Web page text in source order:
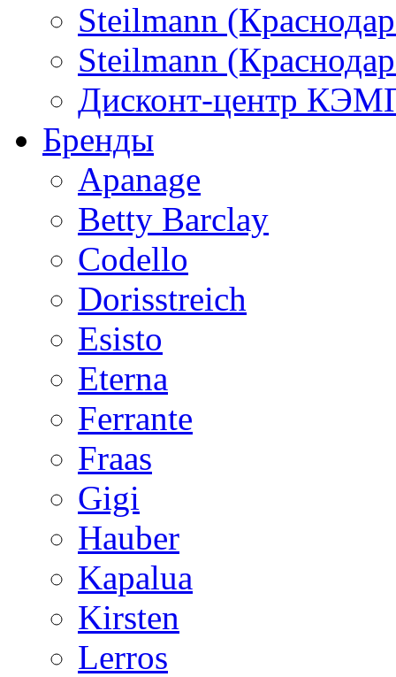
Steilmann
Steilmann
Дисконт-центр
Бренды
Apanage
Betty Barclay
Codello
Dorisstreich
Esisto
Eterna
Ferrante
Fraas
Gigi
Hauber
Kapalua
Kirsten
Lerros